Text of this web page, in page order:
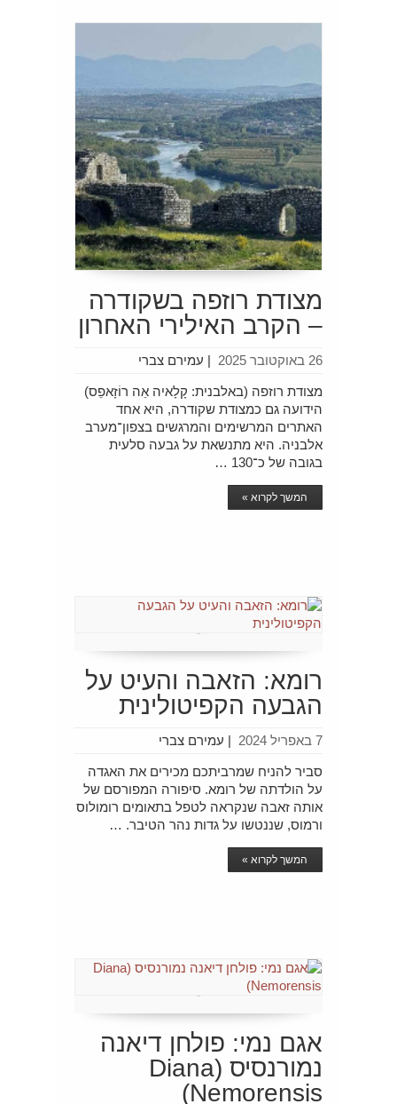
מצודת רוזפה בשקודרה
– הקרב האילירי האחרון
עמירם צברי | 26 באוקטובר 2025
מצודת רוזפה (באלבנית: קָלָאיה אֵה רוֹזָאפֵס)
הידועה גם כמצודת שקודרה, היא אחד
האתרים המרשימים והמרגשים בצפון־מערב
אלבניה. היא מתנשאת על גבעה סלעית
בגובה של כ־130 …
המשך לקרוא »
רומא: הזאבה והעיט על
הגבעה הקפיטולינית
עמירם צברי | 7 באפריל 2024
סביר להניח שמרביתכם מכירים את האגדה
על הולדתה של רומא. סיפורה המפורסם של
אותה זאבה שנקראה לטפל בתאומים רומולוס
ורמוס, שננטשו על גדות נהר הטיבר. …
המשך לקרוא »
אגם נמי: פולחן דיאנה
נמורנסיס (Diana
Nemorensis)